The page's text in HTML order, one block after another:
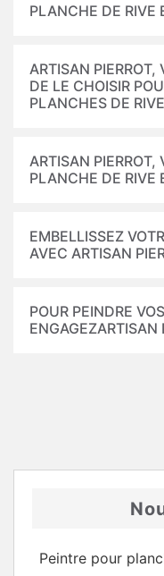
PLANCHE DE RIVE
ARTISAN PIERROT,
DE LE CHOISIR
PLANCHES DE
ARTISAN PIERROT,
PLANCHE DE RIVE
EMBELLISSEZ
AVEC ARTISAN
POUR PEINDRE
ENGAGEZARTISAN
Peintre pour